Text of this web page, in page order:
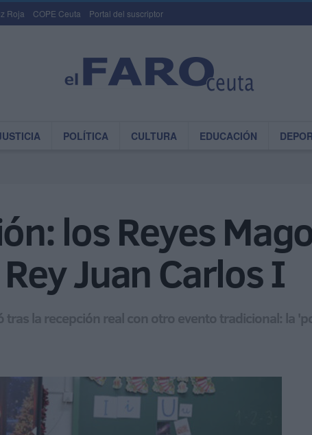
Roja COPE Ceuta Portal del suscriptor
POLÍTICA CULTURA EDUCACIÓN
los Reyes
Juan Carlos I
tras la recepción real con otro evento tradicional: la